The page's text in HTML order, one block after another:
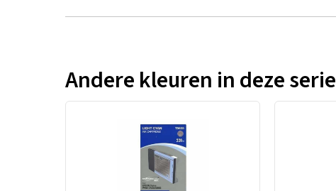
Andere kleuren in deze serie